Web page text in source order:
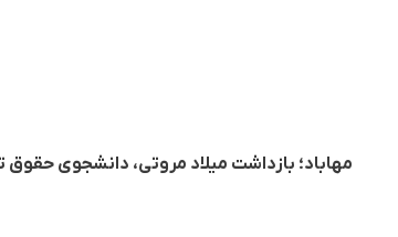
مهاباد؛ بازداشت میلاد مروتی، دانشجوی